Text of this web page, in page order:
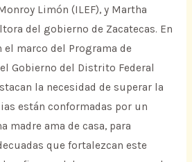
Limón (ILEF), y Martha
del gobierno de Zacatecas. En
marco del Programa de
Gobierno del Distrito Federal
la necesidad de superar la
están conformadas por un
madre ama de casa, para
que fortalezcan este